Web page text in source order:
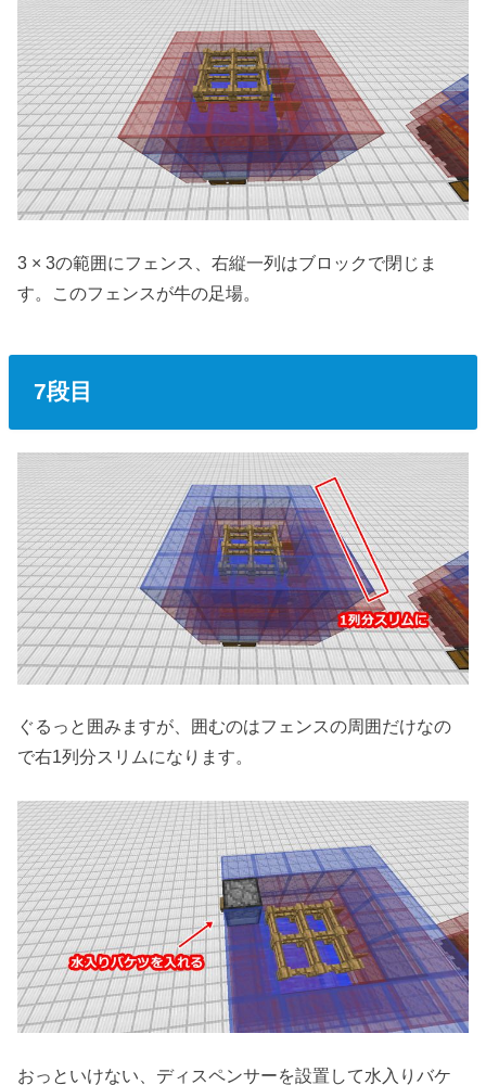
3 × 3の範囲にフェンス、右縦一列はブロックで閉じま
す。このフェンスが牛の足場。
7段目
ぐるっと囲みますが、囲むのはフェンスの周囲だけなの
で右1列分スリムになります。
おっといけない、ディスペンサーを設置して水入りバケ